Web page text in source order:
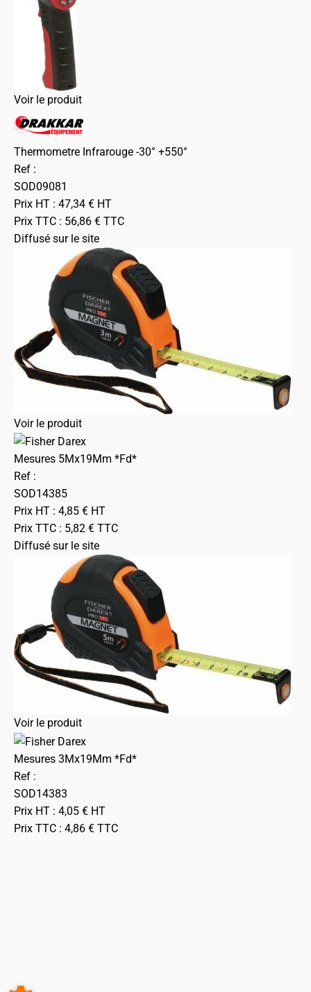
Voir le produit
Thermometre Infrarouge -30° +550°
Ref :
SOD09081
Prix HT : 47,34 € HT
Prix TTC : 56,86 € TTC
Diffusé sur le site
Voir le produit
Mesures 5Mx19Mm *Fd*
Ref :
SOD14385
Prix HT : 4,85 € HT
Prix TTC : 5,82 € TTC
Diffusé sur le site
Voir le produit
Mesures 3Mx19Mm *Fd*
Ref :
SOD14383
Prix HT : 4,05 € HT
Prix TTC : 4,86 € TTC